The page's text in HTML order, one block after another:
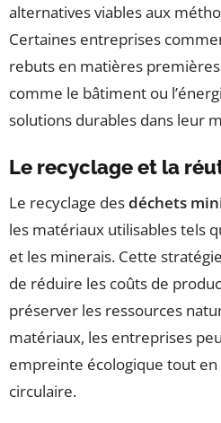
alternatives viables aux
Certaines entreprises
rebuts en matières
comme le bâtiment ou
solutions durables dans leur
Le recyclage et la
Le recyclage desdéchets
les matériaux utilisables tels
et les minerais. Cette
de réduire les coûts de
préserver les ressources
matériaux, les entreprises
empreinte écologique tout en
circulaire.